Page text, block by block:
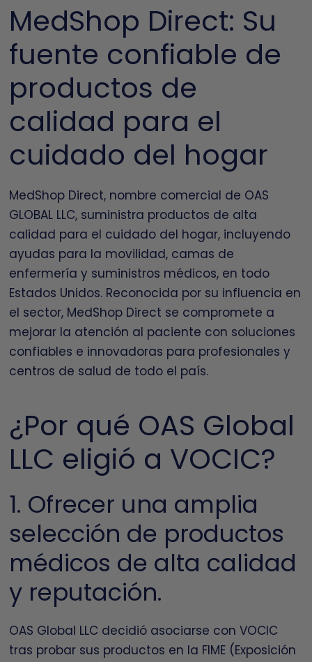
MedShop Direct: Su
fuente confiable de
productos de
calidad para el
cuidado del hogar
MedShop Direct, nombre comercial de OAS
GLOBAL LLC, suministra productos de alta
calidad para el cuidado del hogar, incluyendo
ayudas para la movilidad, camas de
enfermería y suministros médicos, en todo
Estados Unidos. Reconocida por su influencia en
el sector, MedShop Direct se compromete a
mejorar la atención al paciente con soluciones
confiables e innovadoras para profesionales y
centros de salud de todo el país.
¿Por qué OAS Global
LLC eligió a VOCIC?
1. Ofrecer una amplia
selección de productos
médicos de alta calidad
y reputación.
OAS Global LLC decidió asociarse con VOCIC
tras probar sus productos en la FIME (Exposición